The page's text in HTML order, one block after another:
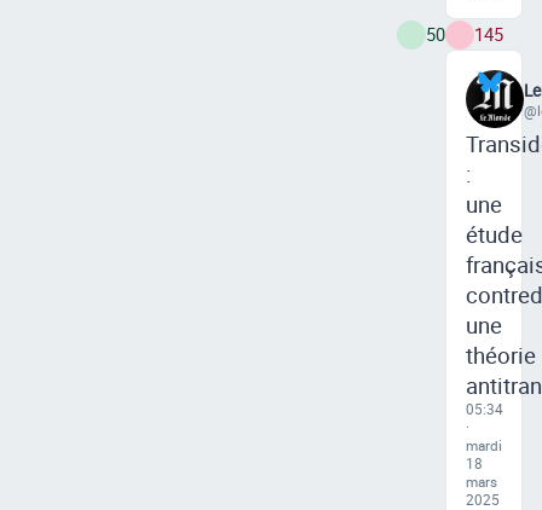
50 145
:
une
étude
une
théorie
05:34
·
mardi
18
mars
2025